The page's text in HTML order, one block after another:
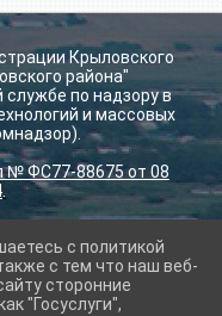
Крыловского
района"
по надзору в
и массовых
№ ФС77-88675 от 08
.
с политикой
с тем что наш веб-
сторонние
"Госуслуги",